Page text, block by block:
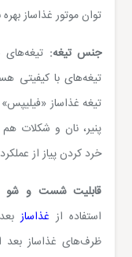
توان موتور غذاساز بهره
جنس تیغه:
تیغه‌های با کیفیتی
تیغه‌ غذاساز
پنیر، نان و شکلات
خرد کردن پیاز از
قابلیت شست و شو
استفاده از غذاساز
ظرف‌های غذاساز بعد